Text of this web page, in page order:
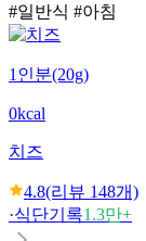
#일반식 #아침
1인분(20g)
0kcal
치즈
4.8(리뷰 148개)
·식단기록1.3만+